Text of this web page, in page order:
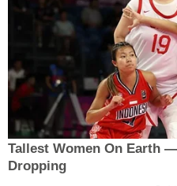
Tallest Women On Earth
Dropping